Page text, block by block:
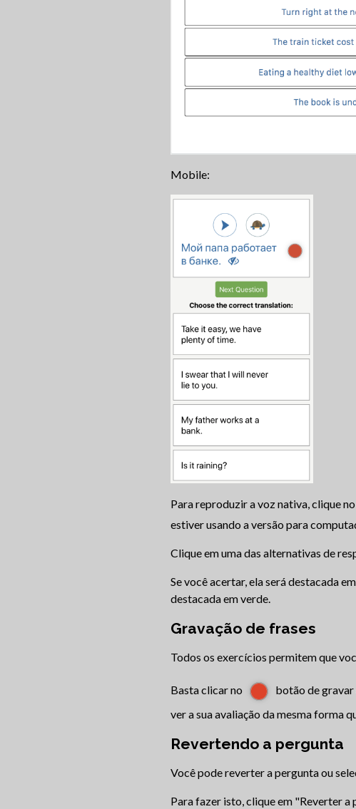
Mobile:
Para reproduzir a voz nativa, clique no
estiver usando a versão para
Clique em uma das alternativas de
Se você acertar, ela será destacada
destacada em verde.
Gravação de frases
Todos os exercícios permitem que
Basta clicar no botão de gravar
ver a sua avaliação da mesma forma
Revertendo a pergunta
Você pode reverter a pergunta ou
Para fazer isto, clique em "Reverter